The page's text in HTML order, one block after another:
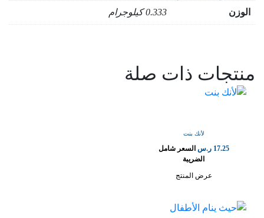
الوزن 0.333 كيلوجرام
منتجات ذات صلة
لأنك بنت
17.25 ر.س السعر شامل
الضريبة
عرض المنتج